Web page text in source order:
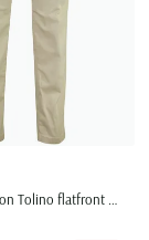
beige pantalon Tolino flatfront model